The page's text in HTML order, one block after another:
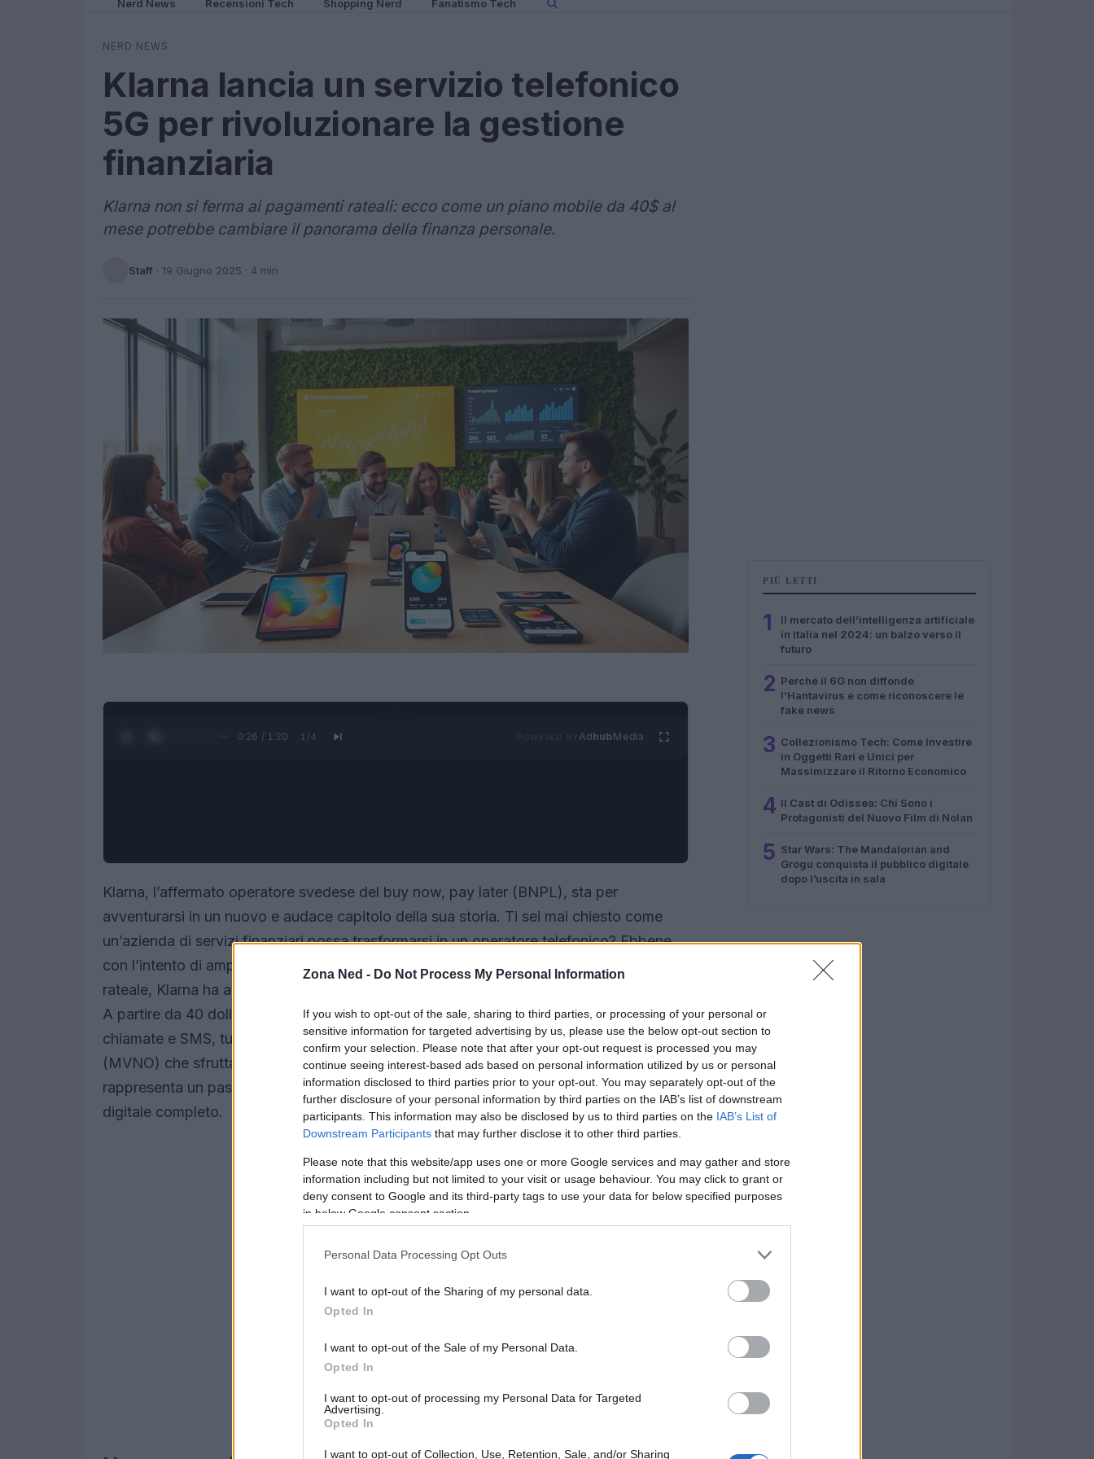
Zona Ned - Do Not Process My Personal Information
If you wish to opt-out of the sale, sharing to third parties, or processing of your personal or
sensitive information for targeted advertising by us, please use the below opt-out section to
confirm your selection. Please note that after your opt-out request is processed you may
continue seeing interest-based ads based on personal information utilized by us or personal
information disclosed to third parties prior to your opt-out. You may separately opt-out of the
further disclosure of your personal information by third parties on the IAB’s list of downstream
participants. This information may also be disclosed by us to third parties on the IAB’s List of
Downstream Participants that may further disclose it to other third parties.
Please note that this website/app uses one or more Google services and may gather and store
information including but not limited to your visit or usage behaviour. You may click to grant or
deny consent to Google and its third-party tags to use your data for below specified purposes
in below Google consent section.
Personal Data Processing Opt Outs
I want to opt-out of the Sharing of my personal data.
Opted In
I want to opt-out of the Sale of my Personal Data.
Opted In
I want to opt-out of processing my Personal Data for Targeted
Advertising.
Opted In
I want to opt-out of Collection, Use, Retention, Sale, and/or Sharing
Nerd News Recensioni Tech Shopping Nerd Fanatismo Tech
NERD NEWS
Klarna lancia un servizio telefonico
5G per rivoluzionare la gestione
finanziaria
Klarna non si ferma ai pagamenti rateali: ecco come un piano mobile da 40$ al
mese potrebbe cambiare il panorama della finanza personale.
Staff · 19 Giugno 2025 · 4 min
0:27 / 1:20 1 /4 AdhubMedia
Klarna, l’affermato operatore svedese del buy now, pay later (BNPL), sta per
avventurarsi in un nuovo e audace capitolo della sua storia. Ti sei mai chiesto come
un’azienda di servizi finanziari possa trasformarsi in un operatore telefonico? Ebbene,
con l’intento di ampliare la propria offerta oltre ai tradizionali servizi di pagamento
rateale, Klarna ha annunciato il lancio di un servizio telefonico illimitato negli Stati Uniti.
A partire da 40 dollari al mese, gli utenti potranno godere di dati 5G senza limiti,
chiamate e SMS, tutto grazie a un modello di Mobile Virtual Network Operator
(MVNO) che sfrutta la rete di AT&T. Ma non è solo una mossa commerciale:
rappresenta un passo significativo verso la creazione di un assistente finanziario
digitale completo.
PIÙ LETTI
1
Il mercato dell’intelligenza artificiale
in Italia nel 2024: un balzo verso il
futuro
2 Perché il 6G non diffonde
l’Hantavirus e come riconoscere le
fake news
3 Collezionismo Tech: Come Investire
in Oggetti Rari e Unici per
Massimizzare il Ritorno Economico
4 Il Cast di Odissea: Chi Sono i
Protagonisti del Nuovo Film di Nolan
5 Star Wars: The Mandalorian and
Grogu conquista il pubblico digitale
dopo l’uscita in sala